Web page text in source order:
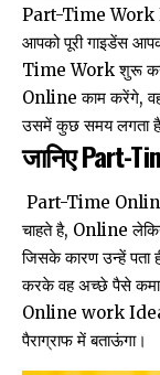
Part-Time Work
आपको पूरी गाइडेंस
Time Work शुरू कर
Online काम करेंगे, वह
उसमें कुछ समय लगता है
जानिए Part-
Part-Time Online
चाहते है, Online लेकिन
जिसके कारण उन्हें पता
करके वह अच्छे पैसे
Online work
पैराग्राफ में बताऊंगा।